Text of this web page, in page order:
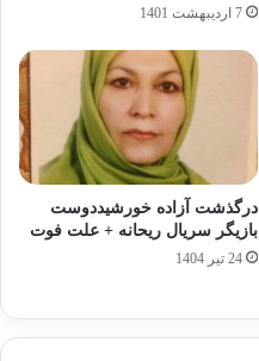
7 اردیبهشت 1401
درگذشت آزاده خورشیددوست
بازیگر سریال ریحانه + علت فوت
24 تیر 1404